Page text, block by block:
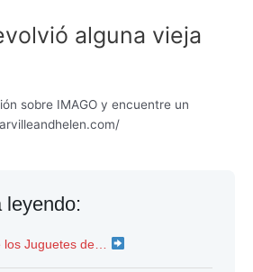
alguna vieja
sobre IMAGO y encuentre un
leyendo:
los Juguetes de…